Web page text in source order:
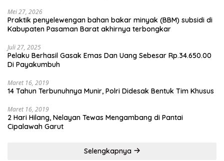
Mei 27, 2026
Praktik penyelewengan bahan bakar minyak (BBM) subsidi di
Kabupaten Pasaman Barat akhirnya terbongkar
Juli 27, 2025
Pelaku Berhasil Gasak Emas Dan Uang Sebesar Rp.34.650.00
Di Payakumbuh
Maret 16, 2019
14 Tahun Terbunuhnya Munir, Polri Didesak Bentuk Tim Khusus
Maret 16, 2019
2 Hari Hilang, Nelayan Tewas Mengambang di Pantai
Cipalawah Garut
Selengkapnya